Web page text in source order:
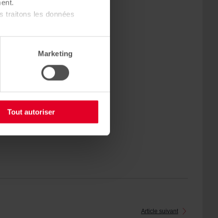
traitons les données
Marketing
Tout autoriser
(67).
de
prestations de
adresse de
découvrir
Article suivant